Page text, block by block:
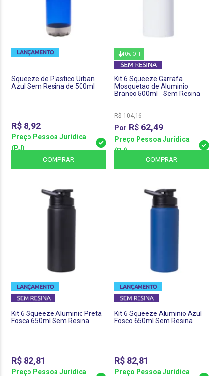
Squeeze de Plastico Urban
Azul Sem Resina de 500ml
R$ 8,92
Preço Pessoa Jurídica
(PJ)
COMPRAR
40% OFF
Kit 6 Squeeze Garrafa
Mosquetao de Aluminio
Branco 500ml - Sem Resina
R$ 104,16
R$ 62,49
Preço Pessoa Jurídica
(PJ)
COMPRAR
Kit 6 Squeeze Aluminio Preta
Fosca 650ml Sem Resina
R$ 82,81
Preço Pessoa Jurídica
Kit 6 Squeeze Aluminio Azul
Fosco 650ml Sem Resina
R$ 82,81
Preço Pessoa Jurídica